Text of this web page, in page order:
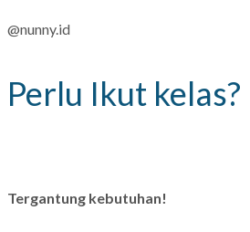
@nunny.id
Perlu Ikut kelas?
Tergantung kebutuhan!